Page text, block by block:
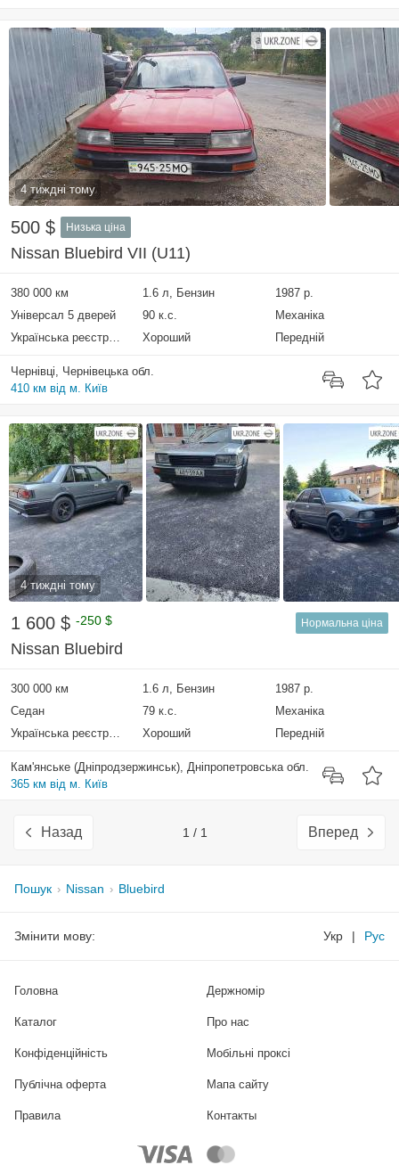
4 тиждні тому
500 $ Низька ціна
Nissan Bluebird VII (U11)
380 000 км 1.6 л, Бензин
1987 р.
Універсал 5 дверей
90 к.с.
Механіка
Українська реєстрація
Хороший Передній
Чернівці, Чернівецька обл.
410 км від м. Київ
4 тиждні тому
1 600 $ -250 $ Нормальна ціна
Nissan Bluebird
300 000 км 1.6 л, Бензин
1987 р.
Седан
79 к.с.
Механіка
Українська реєстрація
Хороший Передній
Кам'янське (Дніпродзержинськ), Дніпропетровська обл.
365 км від м. Київ
Назад 1 / 1 Вперед
Пошук Nissan Bluebird
Змінити мову: Укр | Рус
Головна
Каталог
Держномір
Про нас
Конфіденційність Мобільні проксі
Публічна оферта Мапа сайту
Правила Контакты